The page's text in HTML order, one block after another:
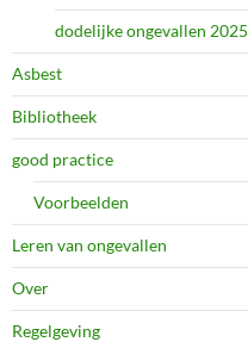
dodelijke ongevallen 2025
Asbest
Bibliotheek
good practice
Voorbeelden
Leren van ongevallen
Over
Regelgeving